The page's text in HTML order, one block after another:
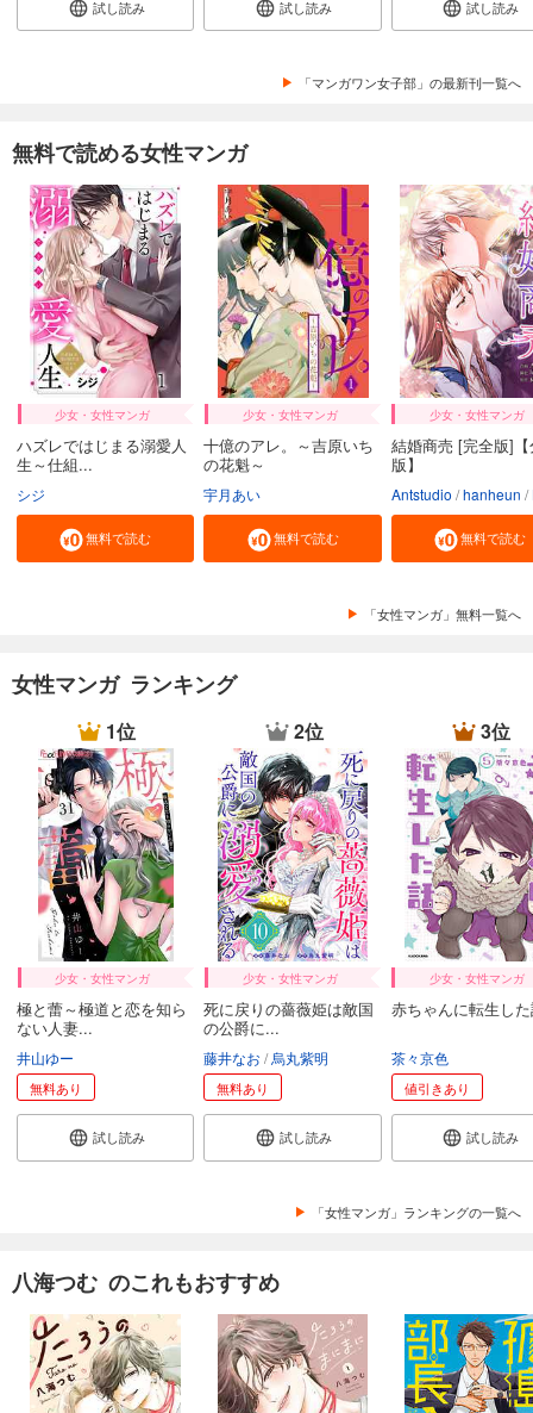
試し読み
あらすじを表示する
ひともんちゃくなら喜んで！【単話】 38
完結
あらすじを表示する
ひともんちゃくなら喜んで！【単話】 39
110円 (税込)
完結
カート
試し読み
あらすじを表示する
ひともんちゃくなら喜んで！【単話】 40
110円 (税込)
カート
試し読み
あらすじを表示する
ひともんちゃくなら喜んで！【単話】 42
110円 (税込)
完結
カート
試し読み
あらすじを表示する
ひともんちゃくなら喜んで！【単話】 43
110円 (税込)
完結
カート
あらすじを表示する
ひともんちゃくなら喜んで！【単話】 44
110
完結
カート
110 円 (税込)
完結
カート
試し読み
あらすじを表示する
試し読み 試し読み 試し読み
「マンガワン女子部」の最新刊一覧へ
無料で読める女性マンガ
少女・女性マンガ
ハズレではじまる溺愛人
生～仕組...
シジ
無料で読む
少女・女性マンガ
十億のアレ。～吉原いち
の花魁～
宇月あい
無料で読む
少女・女性マンガ
結婚商売 [完全版]【
版】
Antstudio hanheun
無料で読む
「女性マンガ」無料一覧へ
女性マンガ ランキング
1位
少女・女性マンガ
極と蕾～極道と恋を知ら
ない人妻...
井山ゆー
無料あり
試し読み
2位
少女・女性マンガ
死に戻りの薔薇姫は敵国
の公爵に...
藤井なお 烏丸紫明
無料あり
試し読み
3位
少女・女性マンガ
赤ちゃんに転生し
茶々京色
値引きあり
試し読み
「女性マンガ」ランキングの一覧へ
八海つむ のこれもおすすめ